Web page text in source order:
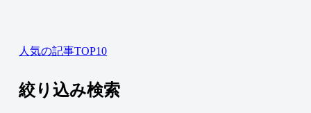
人気の記事TOP10
絞り込み検索